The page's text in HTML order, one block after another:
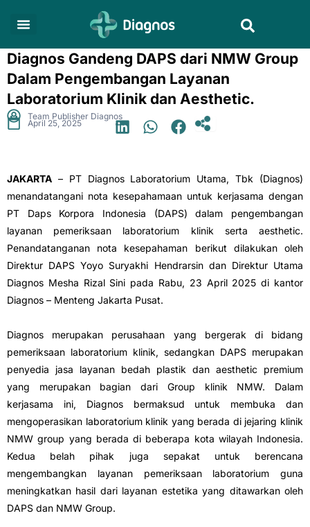
Diagnos Gandeng DAPS dari NMW Group
Dalam Pengembangan Layanan
Laboratorium Klinik dan Aesthetic.
Team Publisher Diagnos
April 25, 2025 .
JAKARTA – PT Diagnos Laboratorium Utama, Tbk (Diagnos)
menandatangani nota kesepahamaan untuk kerjasama dengan
PT Daps Korpora Indonesia (DAPS) dalam pengembangan
layanan pemeriksaan laboratorium klinik serta aesthetic.
Penandatanganan nota kesepahaman berikut dilakukan oleh
Direktur DAPS Yoyo Suryakhi Hendrarsin dan Direktur Utama
Diagnos Mesha Rizal Sini pada Rabu, 23 April 2025 di kantor
Diagnos – Menteng Jakarta Pusat.
Diagnos merupakan perusahaan yang bergerak di bidang
pemeriksaan laboratorium klinik, sedangkan DAPS merupakan
penyedia jasa layanan bedah plastik dan aesthetic premium
yang merupakan bagian dari Group klinik NMW. Dalam
kerjasama ini, Diagnos bermaksud untuk membuka dan
mengoperasikan laboratorium klinik yang berada di jejaring klinik
NMW group yang berada di beberapa kota wilayah Indonesia.
Kedua belah pihak juga sepakat untuk berencana
mengembangkan layanan pemeriksaan laboratorium guna
meningkatkan hasil dari layanan estetika yang ditawarkan oleh
DAPS dan NMW Group.